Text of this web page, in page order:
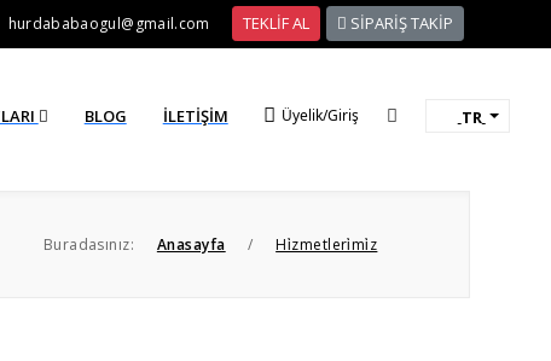
hurdababaogul@gmail.com TEKLİF AL SİPARİŞ TAKİP
BLOG İLETIŞIM Üyelik/Giriş TR
Buradasınız: Anasayfa / Hi̇zmetleri̇mi̇z